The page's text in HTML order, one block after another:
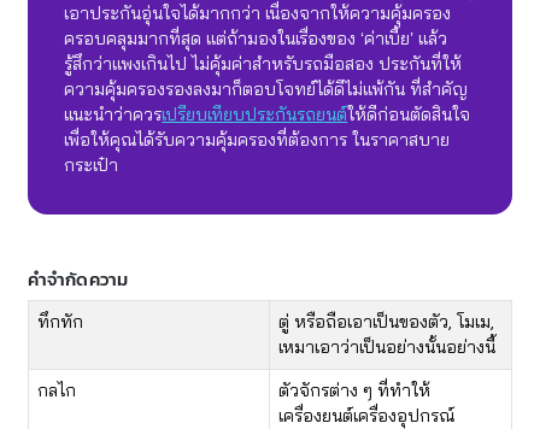
เอาประกันอุ่นใจได้มากกว่า เนื่องจากให้ความคุ้มครอง
ครอบคลุมมากที่สุด แต่ถ้ามองในเรื่องของ ‘ค่าเบี้ย’ แล้ว
รู้สึกว่าแพงเกินไป ไม่คุ้มค่าสำหรับรถมือสอง ประกันที่ให้
ความคุ้มครองรองลงมาก็ตอบโจทย์ได้ดีไม่แพ้กัน ที่สำคัญ
แนะนำว่าควรเปรียบเทียบประกันรถยนต์ให้ดีก่อนตัดสินใจ
เพื่อให้คุณได้รับความคุ้มครองที่ต้องการ ในราคาสบาย
กระเป๋า
คำจำกัดความ
​​ทึกทัก
​ตู่ หรือถือเอาเป็นของตัว, โมเม,
เหมาเอาว่าเป็นอย่างนั้นอย่างนี้
​กลไก
​ตัวจักรต่าง ๆ ที่ทำให้
เครื่องยนต์เครื่องอุปกรณ์